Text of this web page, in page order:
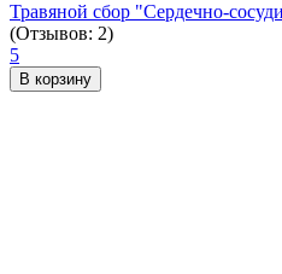
Травяной сбор "Сердечно-
(Отзывов: 2)
5
В корзину